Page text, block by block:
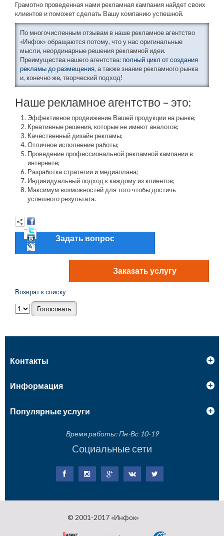
Грамотно проведенная нами рекламная кампания найдет своих
клиентов и поможет сделать Вашу компанию успешной.
По многочисленным отзывам в наше рекламное агентство
«Инфок» обращаются потому, что у нас оригинальные
мысли, неординарные решения рекламной идеи.
Преимущества нашего агентства: полный цикл от создания
рекламы до размещения, а также знание рекламного рынка
и, конечно же, творческий подход!
Наше рекламное агентство – это:
Эффективное продвижение Вашей продукции на рынке;
Креативные решения, которые не имеют аналогов;
Качественный дизайн рекламы;
Отличное исполнение работы;
Проведение профессиональной рекламной кампании в
интернете;
Разработка стратегии и медиаплана;
Индивидуальный подход к каждому из клиентов;
Максимум возможностей для того чтобы достичь
успешного результата.
Задать вопрос
Возврат к списку
Контакты
Информация
Популярные услуги
Время работы: Пн-Вс 10-19
Cоциальные сети
© 2001-2017 «Инфок»